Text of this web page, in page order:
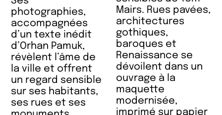
photographies,
accompagnées
d’un texte inédit
d’Orhan Pamuk,
révèlent l’âme de
la ville et offrent
un regard sensible
sur ses habitants,
ses rues et ses
Mairs. Rues pavées,
architectures
gothiques,
baroques et
Renaissance se
dévoilent dans un
ouvrage à la
maquette
modernisée,
imprimé sur papier